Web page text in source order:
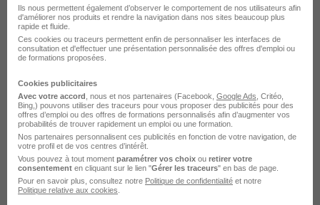
Les sites
HelloCV
Helloworkplace
Jobijoba
Maformation
Diplomeo
Stage
Offres de stage par métier
Offres de stage par ville
Offres de stage par association
Ils nous permettent également d’observer le comportement de nos utilisateurs afin
d'améliorer nos produits et rendre la navigation dans nos sites beaucoup plus
rapide et fluide.
Ces cookies ou traceurs permettent enfin de personnaliser les interfaces de
consultation et d'effectuer une présentation personnalisée des offres d'emploi ou
de formations proposées.
Cookies publicitaires
Avec votre accord , nous et nos partenaires (Facebook, Google Ads , Critéo,
Bing,) pouvons utiliser des traceurs pour vous proposer des publicités pour des
offres d’emploi ou des offres de formations personnalisés afin d’augmenter vos
probabilités de trouver rapidement un emploi ou une formation.
Nos partenaires personnalisent ces publicités en fonction de votre navigation, de
votre profil et de vos centres d’intérêt.
Vous pouvez à tout moment paramétrer vos choix ou retirer votre
consentement en cliquant sur le lien "Gérer les traceurs" en bas de page.
Pour en savoir plus, consultez notre Politique de confidentialité et notre
Politique relative aux cookies